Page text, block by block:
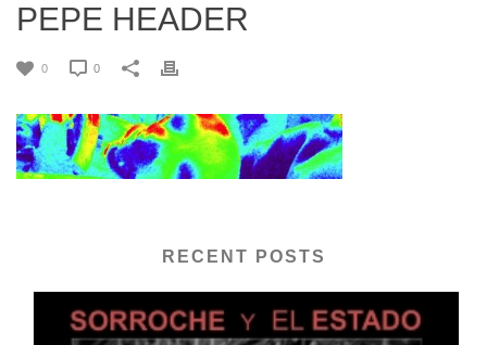
PEPE HEADER
0 0
RECENT POSTS